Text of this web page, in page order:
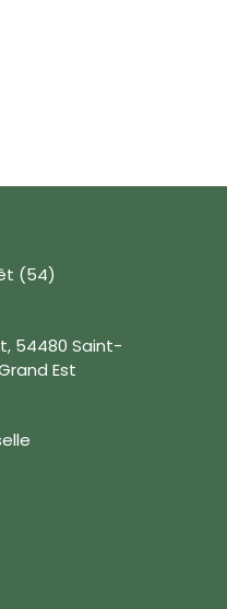
(54)
54480 Saint-
Est